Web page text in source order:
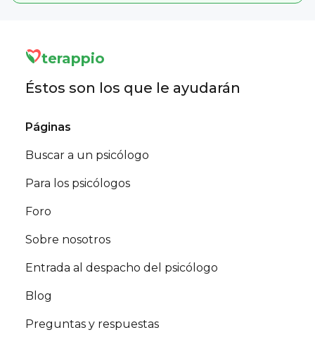
terappio
Éstos son los que le ayudarán
Páginas
Buscar a un psicólogo
Para los psicólogos
Foro
Sobre nosotros
Entrada al despacho del psicólogo
Blog
Preguntas y respuestas